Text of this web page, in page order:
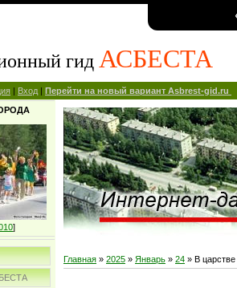
гид АСБЕСТА
| Вход | Перейти на новый вариант Asbrest-gid.ru
]
Главная » 2025 » Январь » 24 » В